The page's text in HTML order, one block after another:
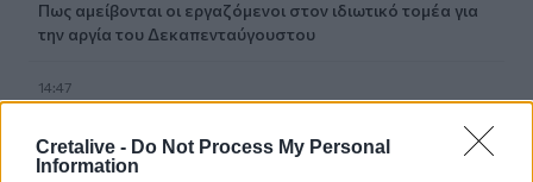
Cretalive - Do Not Process My Personal
Information
Πως αμείβονται οι εργαζόμενοι στον ιδιωτικό τομέα για
την αργία του Δεκαπενταύγουστου
14:47
παρεμβάσεις οδικής ασφάλειας στο ΙΤΕ